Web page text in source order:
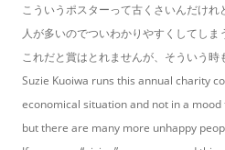
こういうポスターって古くさいんだけ
人が多いのでついわかりやすくしてしま
これだと賞はとれませんが、そういう時
Suzie Kuoiwa runs this annual charity
economical situation and not in a
but there are many more unhappy